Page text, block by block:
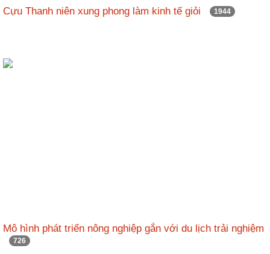
Cựu Thanh niên xung phong làm kinh tế giỏi 1944
Mô hình phát triển nông nghiệp gắn với du lịch trải nghiệm
726